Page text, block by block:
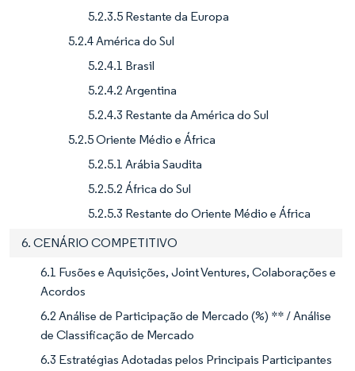
5.2.3.5 Restante da Europa
5.2.4 América do Sul
5.2.4.1 Brasil
5.2.4.2 Argentina
5.2.4.3 Restante da América do Sul
5.2.5 Oriente Médio e África
5.2.5.1 Arábia Saudita
5.2.5.2 África do Sul
5.2.5.3 Restante do Oriente Médio e África
6. CENÁRIO COMPETITIVO
6.1 Fusões e Aquisições, Joint Ventures, Colaborações e
Acordos
6.2 Análise de Participação de Mercado (%) ** / Análise
de Classificação de Mercado
6.3 Estratégias Adotadas pelos Principais Participantes